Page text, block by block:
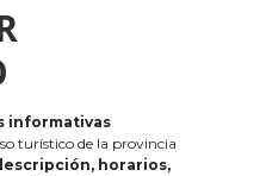
informativas
turístico de la provincia
horarios,